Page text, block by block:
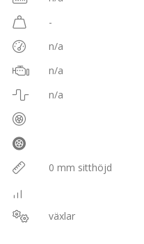
-
n/a
n/a
n/a
0 mm sitthöjd
växlar